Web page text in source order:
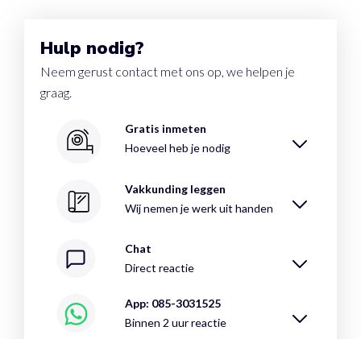
Hulp nodig?
Neem gerust contact met ons op, we helpen je
graag.
Gratis inmeten
Hoeveel heb je nodig
Vakkunding leggen
Wij nemen je werk uit handen
Chat
Direct reactie
App: 085-3031525
Binnen 2 uur reactie